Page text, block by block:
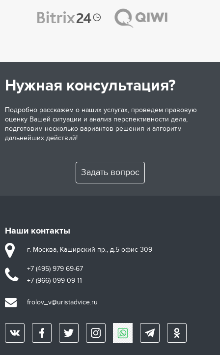
Нужная консультация?
Подробно расскажем о наших услугах, проведем правовую
оценку Вашей ситуации и анализ перспективности дела,
подготовим несколько вариантов решения и алгоритм
дальнейших действий!
Задать вопрос
Наши контакты
г. Москва, Каширский пр., д.5 офис 309
+7 (495) 979 69-67
+7 (966) 099 09-11
frolov_v@uristadvice.ru